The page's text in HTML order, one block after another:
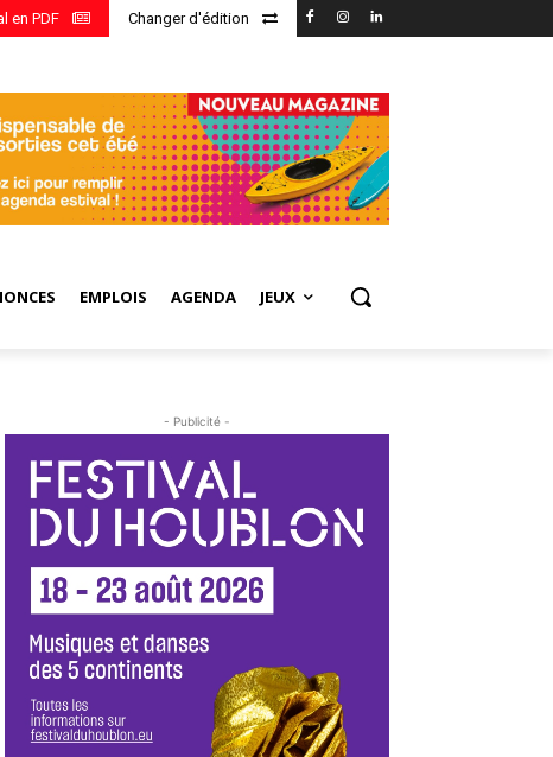
Changer d'édition
en PDF
EMPLOIS AGENDA JEUX
- Publicité -